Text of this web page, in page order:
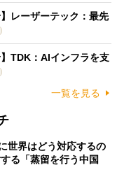
レーザーテック：最先
TDK：AIインフラを支
一覧を見る
世界はどう対応するの
る「蒸留を行う中国